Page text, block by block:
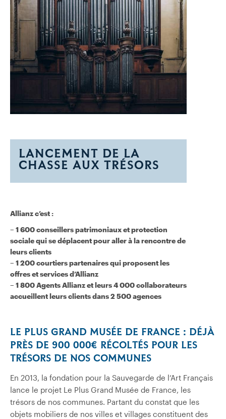
LANCEMENT DE LA
CHASSE AUX TRÉSORS
Allianz c’est :
– 1 600 conseillers patrimoniaux et protection
sociale qui se déplacent pour aller à la rencontre de
leurs clients
– 1 200 courtiers partenaires qui proposent les
offres et services d’Allianz
– 1 800 Agents Allianz et leurs 4 000 collaborateurs
accueillent leurs clients dans 2 500 agences
LE PLUS GRAND MUSÉE DE FRANCE : DÉJÀ
PRÈS DE 900 000€ RÉCOLTÉS POUR LES
TRÉSORS DE NOS COMMUNES
En 2013, la fondation pour la Sauvegarde de l’Art Français
lance le projet Le Plus Grand Musée de France, les
trésors de nos communes. Partant du constat que les
objets mobiliers de nos villes et villages constituent des